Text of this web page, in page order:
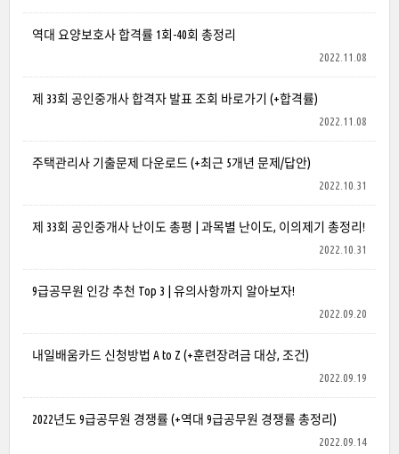
역대 요양보호사 합격률 1회-40회 총정리
2022.11.08
제 33회 공인중개사 합격자 발표 조회 바로가기 (+합격률)
2022.11.08
주택관리사 기출문제 다운로드 (+최근 5개년 문제/답안)
2022.10.31
제 33회 공인중개사 난이도 총평 | 과목별 난이도, 이의제기 총정리!
2022.10.31
9급공무원 인강 추천 Top 3 | 유의사항까지 알아보자!
2022.09.20
내일배움카드 신청방법 A to Z (+훈련장려금 대상, 조건)
2022.09.19
2022년도 9급공무원 경쟁률 (+역대 9급공무원 경쟁률 총정리)
2022.09.14